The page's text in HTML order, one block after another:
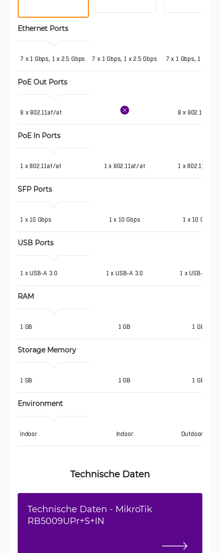
Ethernet Ports
7 x 1 Gbps, 1 x 2.5 Gbps 7 x 1 Gbps, 1 x 2.5 Gbps 7 x 1 Gbps, 1 x 2.5
PoE Out Ports
8 x 802.11af/at 8 x 802.11af/at
PoE In Ports
1 x 802.11af/at 1 x 802.11af/at 1 x 802.11af/at
SFP Ports
1 x 10 Gbps 1 x 10 Gbps 1 x 10 Gbps
USB Ports
1 x USB-A 3.0 1 x USB-A 3.0 1 x USB-A 3.0
RAM
1 GB 1 GB 1 GB
Storage Memory
1 GB 1 GB 1 GB
Environment
Indoor Indoor Outdoor IP67
Technische Daten
Technische Daten - MikroTik
RB5009UPr+S+IN